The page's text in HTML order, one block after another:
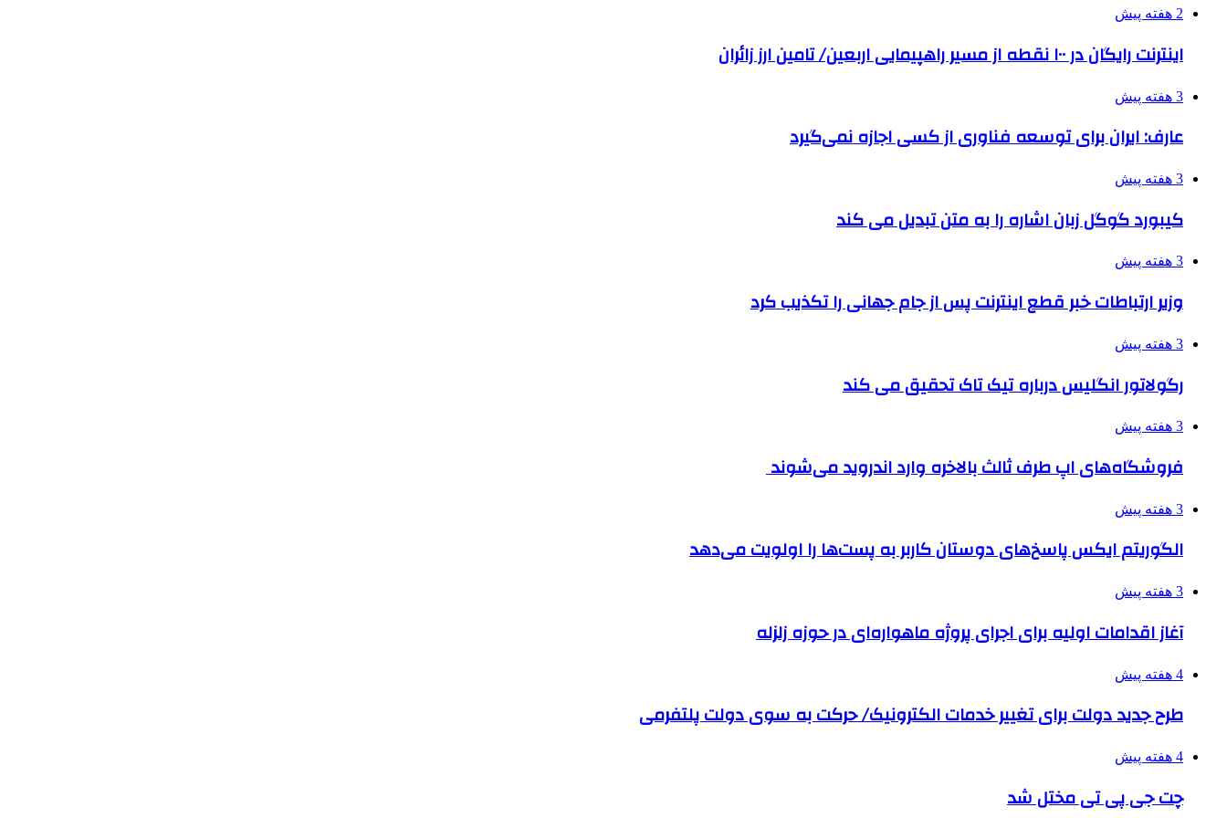
2 هفته پیش
اینترنت رایگان در ۱۰۰ نقطه از مسیر راهپیمایی اربعین/ تامین ارز زائران
3 هفته پیش
عارف: ایران برای توسعه فناوری از کسی اجازه نمی‌گیرد
3 هفته پیش
کیبورد گوگل زبان اشاره را به متن تبدیل می کند
3 هفته پیش
وزیر ارتباطات خبر قطع اینترنت پس از جام جهانی را تکذیب کرد
3 هفته پیش
رگولاتور انگلیس درباره تیک تاک تحقیق می کند
3 هفته پیش
فروشگاه‌های اپ طرف ثالث بالاخره وارد اندروید می‌شوند
3 هفته پیش
الگوریتم ایکس پاسخ‌های دوستان کاربر به پست‌ها را اولویت می‌دهد
3 هفته پیش
آغاز اقدامات اولیه برای اجرای پروژه ماهواره‌ای در حوزه زلزله
4 هفته پیش
طرح جدید دولت برای تغییر خدمات الکترونیک/ حرکت به سوی دولت پلتفرمی
4 هفته پیش
چت جی پی تی مختل شد